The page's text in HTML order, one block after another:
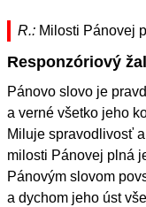
R.: Milosti Pánovej
Responzóriový
Pánovo slovo je
a verné všetko jeho
Miluje spravodlivosť
milosti Pánovej plná
Pánovým slovom
a dychom jeho úst